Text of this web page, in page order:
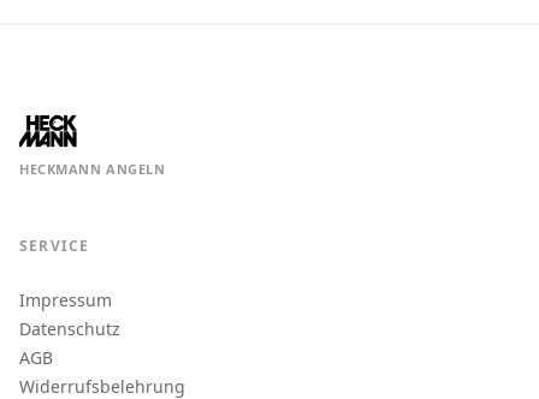
HECKMANN ANGELN
SERVICE
Impressum
Datenschutz
AGB
Widerrufsbelehrung